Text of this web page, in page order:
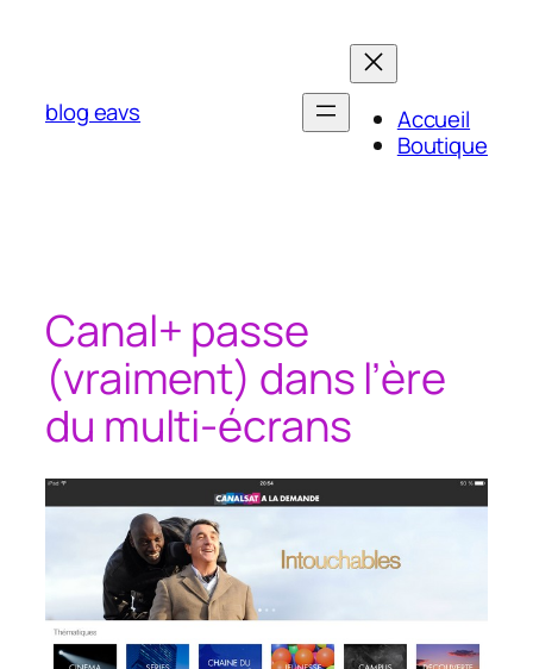
blog eavs
Accueil
Boutique
Canal+ passe
(vraiment) dans l’ère
du multi-écrans